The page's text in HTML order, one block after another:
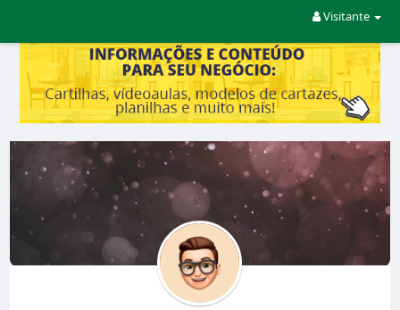
Visitante